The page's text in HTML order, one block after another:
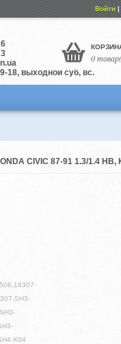
Войти|
18, выходной суб, вс.
0
CIVIC 87-91 1.3/1.4 HB,
SH3-
X04